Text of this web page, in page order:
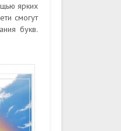
ярких
смогут
букв.